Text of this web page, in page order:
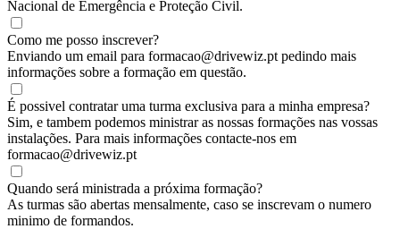
Nacional de Emergência e Proteção Civil.
Como me posso inscrever?
Enviando um email para formacao@drivewiz.pt pedindo mais
informações sobre a formação em questão.
É possivel contratar uma turma exclusiva para a minha empresa?
Sim, e tambem podemos ministrar as nossas formações nas vossas
instalações. Para mais informações contacte-nos em
formacao@drivewiz.pt
Quando será ministrada a próxima formação?
As turmas são abertas mensalmente, caso se inscrevam o numero
minimo de formandos.